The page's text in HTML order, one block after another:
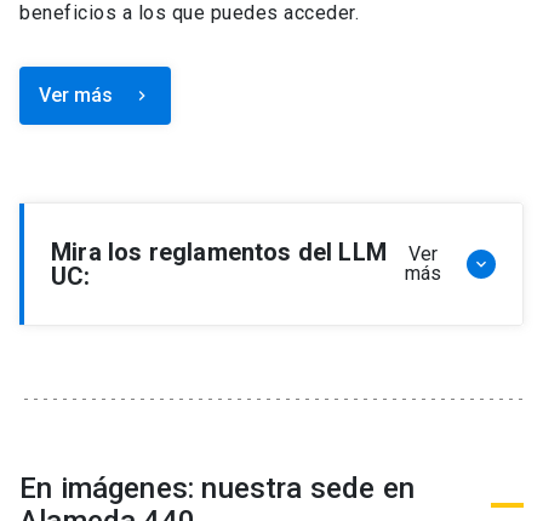
beneficios a los que puedes acceder.
Ver más keyboard_arrow_right
Mira los reglamentos del LLM
UC:
Ver
más
keyboard_arrow_down
Reglamento de Becas y Descuentos Programa
de Magíster en Derecho, LLM
En imágenes: nuestra sede en